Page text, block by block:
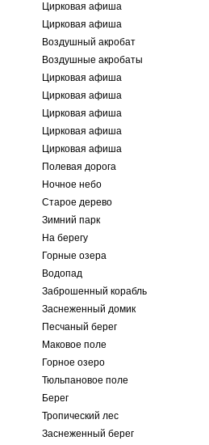
Цирковая афиша
Цирковая афиша
Воздушный акробат
Воздушные акробаты
Цирковая афиша
Цирковая афиша
Цирковая афиша
Цирковая афиша
Цирковая афиша
Полевая дорога
Ночное небо
Старое дерево
Зимний парк
На берегу
Горные озера
Водопад
Заброшенный корабль
Заснеженный домик
Песчаный берег
Маковое поле
Горное озеро
Тюльпановое поле
Берег
Тропический лес
Заснеженный берег